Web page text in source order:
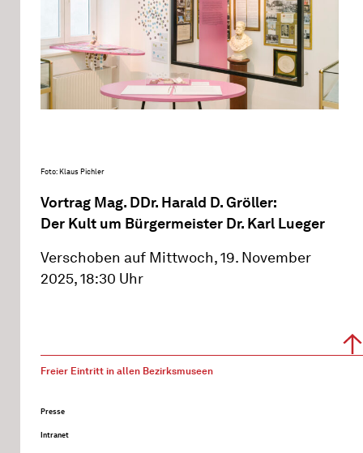
Foto: Klaus Pichler
Vortrag Mag. DDr. Harald D. Gröller:
Der Kult um Bürgermeister Dr. Karl Lueger
Verschoben auf Mittwoch, 19. November
2025, 18:30 Uhr
Freier Eintritt in allen Bezirksmuseen
Presse
Intranet